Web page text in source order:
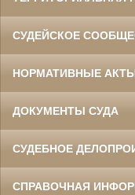
СУДЕЙСКОЕ
НОРМАТИВНЫЕ
ДОКУМЕНТЫ СУДА
СУДЕБНОЕ
СПРАВОЧНАЯ